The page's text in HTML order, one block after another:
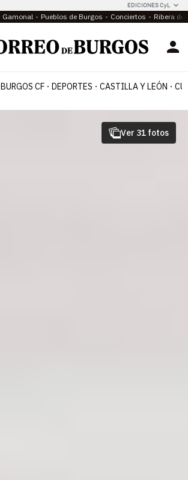
EDICIONES CyL
Gamonal Pueblos de Burgos Conciertos Ribera del
BURGOS CF DEPORTES CASTILLA Y LEÓN
Ver 31 fotos